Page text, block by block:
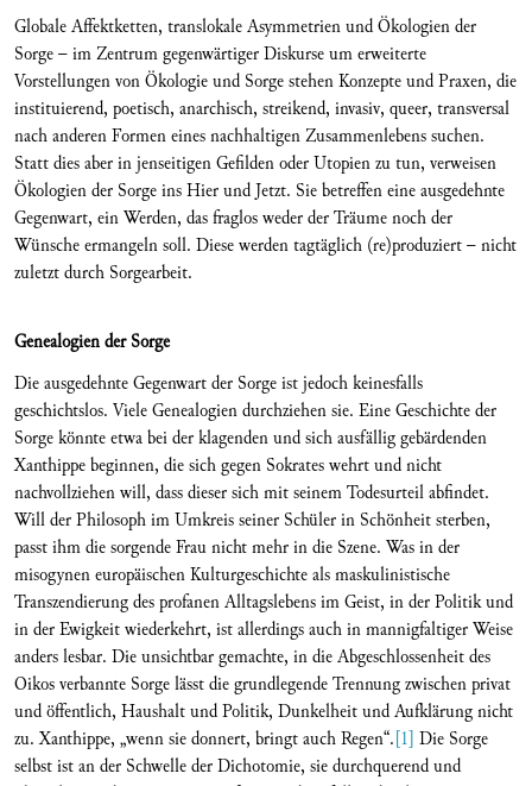
Globale Affektketten, translokale Asymmetrien und Ökologien der
Sorge – im Zentrum gegenwärtiger Diskurse um erweiterte
Vorstellungen von Ökologie und Sorge stehen Konzepte und Praxen, die
instituierend, poetisch, anarchisch, streikend, invasiv, queer, transversal
nach anderen Formen eines nachhaltigen Zusammenlebens suchen.
Statt dies aber in jenseitigen Gefilden oder Utopien zu tun, verweisen
Ökologien der Sorge ins Hier und Jetzt. Sie betreffen eine ausgedehnte
Gegenwart, ein Werden, das fraglos weder der Träume noch der
Wünsche ermangeln soll. Diese werden tagtäglich (re)produziert – nicht
zuletzt durch Sorgearbeit.
Genealogien der Sorge
Die ausgedehnte Gegenwart der Sorge ist jedoch keinesfalls
geschichtslos. Viele Genealogien durchziehen sie. Eine Geschichte der
Sorge könnte etwa bei der klagenden und sich ausfällig gebärdenden
Xanthippe beginnen, die sich gegen Sokrates wehrt und nicht
nachvollziehen will, dass dieser sich mit seinem Todesurteil abfindet.
Will der Philosoph im Umkreis seiner Schüler in Schönheit sterben,
passt ihm die sorgende Frau nicht mehr in die Szene. Was in der
misogynen europäischen Kulturgeschichte als maskulinistische
Transzendierung des profanen Alltagslebens im Geist, in der Politik und
in der Ewigkeit wiederkehrt, ist allerdings auch in mannigfaltiger Weise
anders lesbar. Die unsichtbar gemachte, in die Abgeschlossenheit des
Oikos verbannte Sorge lässt die grundlegende Trennung zwischen privat
und öffentlich, Haushalt und Politik, Dunkelheit und Aufklärung nicht
zu. Xanthippe, „wenn sie donnert, bringt auch Regen“.[1] Die Sorge
selbst ist an der Schwelle der Dichotomie, sie durchquerend und